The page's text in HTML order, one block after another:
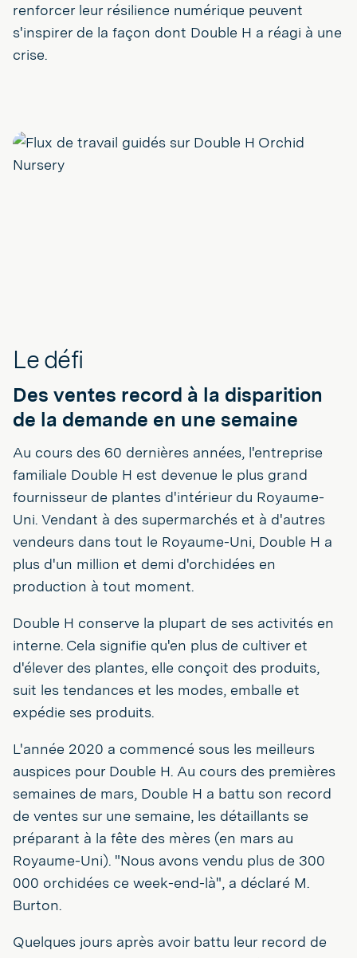
renforcer leur résilience numérique peuvent
s'inspirer de la façon dont Double H a réagi à une
crise.
Le défi
Des ventes record à la disparition
de la demande en une semaine
Au cours des 60 dernières années, l'entreprise
familiale Double H est devenue le plus grand
fournisseur de plantes d'intérieur du Royaume-
Uni. Vendant à des supermarchés et à d'autres
vendeurs dans tout le Royaume-Uni, Double H a
plus d'un million et demi d'orchidées en
production à tout moment.
Double H conserve la plupart de ses activités en
interne. Cela signifie qu'en plus de cultiver et
d'élever des plantes, elle conçoit des produits,
suit les tendances et les modes, emballe et
expédie ses produits.
L'année 2020 a commencé sous les meilleurs
auspices pour Double H. Au cours des premières
semaines de mars, Double H a battu son record
de ventes sur une semaine, les détaillants se
préparant à la fête des mères (en mars au
Royaume-Uni). "Nous avons vendu plus de 300
000 orchidées ce week-end-là", a déclaré M.
Burton.
Quelques jours après avoir battu leur record de